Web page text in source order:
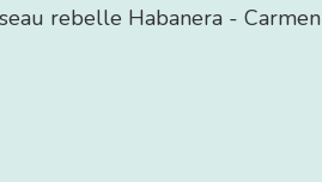
rebelle Habanera - Carmen